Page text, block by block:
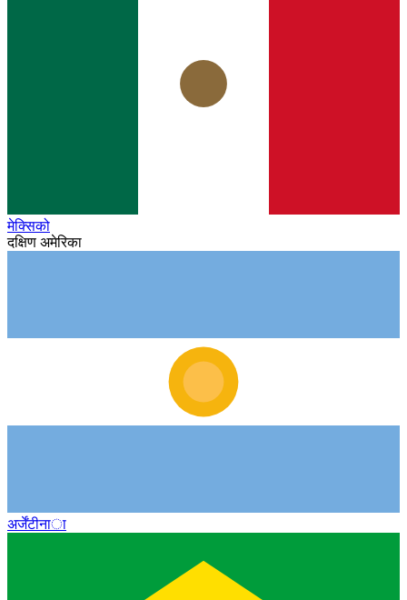
मेक्सिको
दक्षिण अमेरिका
अर्जेंटीना